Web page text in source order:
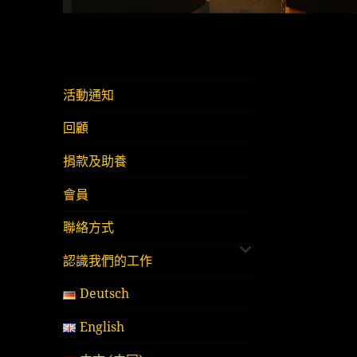
活動通知
回顧
捐款及助養
會員
聯絡方式
認識我們的工作
Deutsch
English